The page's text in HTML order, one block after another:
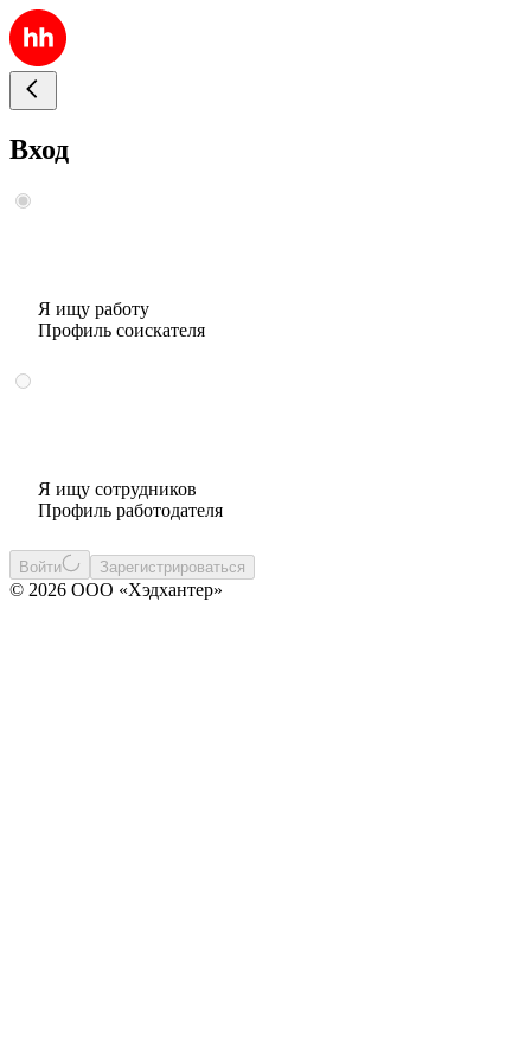
Вход
Я ищу работу
Профиль соискателя
Я ищу сотрудников
Профиль работодателя
Войти Зарегистрироваться
© 2026 ООО «Хэдхантер»